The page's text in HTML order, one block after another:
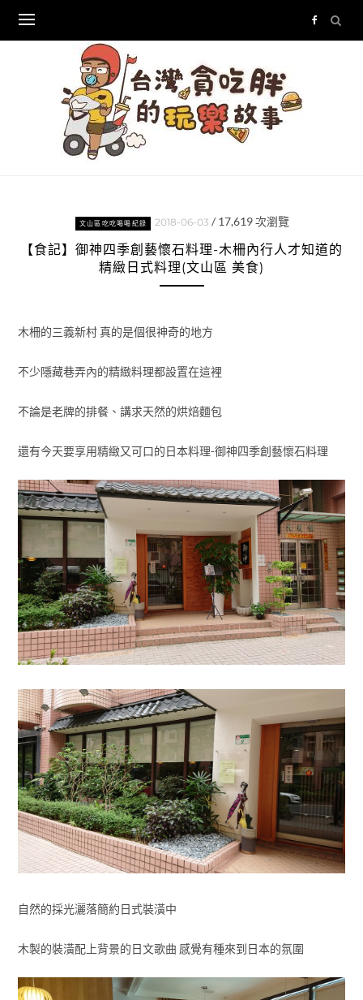
content
文山區吃吃喝喝紀錄 2018-06-03 / 17,619次瀏覽
【食記】御神四季創藝懷石料理-木柵內行人才知道的
精緻日式料理(文山區 美食)
木柵的三義新村 真的是個很神奇的地方
不少隱藏巷弄內的精緻料理都設置在這裡
不論是老牌的排餐、講求天然的烘焙麵包
還有今天要享用精緻又可口的日本料理-御神四季創藝懷石料理
自然的採光灑落簡約日式裝潢中
木製的裝潢配上背景的日文歌曲 感覺有種來到日本的氛圍